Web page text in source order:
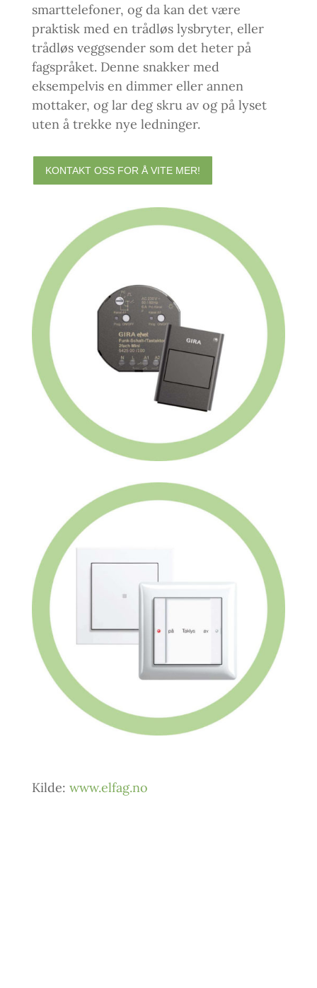
smarttelefoner, og da kan det være
praktisk med en trådløs lysbryter, eller
trådløs veggsender som det heter på
fagspråket. Denne snakker med
eksempelvis en dimmer eller annen
mottaker, og lar deg skru av og på lyset
uten å trekke nye ledninger.
KONTAKT OSS FOR Å VITE MER!
Kilde: www.elfag.no